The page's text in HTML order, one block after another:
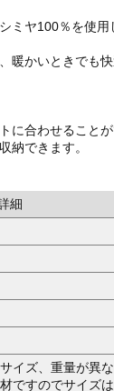
ミヤ100％を使
暖かいときでも
に合わせることが
納できます。
細
イズ、重量が異な
ですのでサイズ